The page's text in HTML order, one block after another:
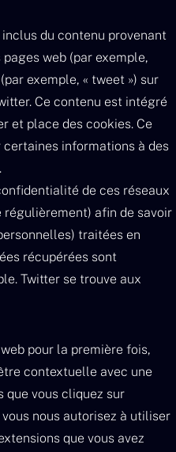
du contenu provenant
web (par exemple,
exemple, « tweet ») sur
Ce contenu est intégré
et place des cookies. Ce
informations à des
de ces réseaux
afin de savoir
traitées en
récupérées sont
Twitter se trouve aux
pour la première fois,
contextuelle avec une
que vous cliquez sur
nous autorisez à utiliser
que vous avez